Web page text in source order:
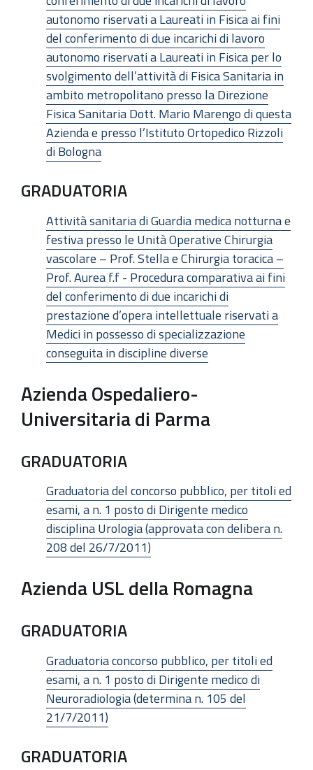
autonomo riservati a Laureati in Fisica ai fini
del conferimento di due incarichi di lavoro
autonomo riservati a Laureati in Fisica per lo
svolgimento dell’attività di Fisica Sanitaria in
ambito metropolitano presso la Direzione
Fisica Sanitaria Dott. Mario Marengo di questa
Azienda e presso l’Istituto Ortopedico Rizzoli
di Bologna
GRADUATORIA
Attività sanitaria di Guardia medica notturna e
festiva presso le Unità Operative Chirurgia
vascolare – Prof. Stella e Chirurgia toracica –
Prof. Aurea f.f - Procedura comparativa ai fini
del conferimento di due incarichi di
prestazione d’opera intellettuale riservati a
Medici in possesso di specializzazione
conseguita in discipline diverse
Azienda Ospedaliero-
Universitaria di Parma
GRADUATORIA
Graduatoria del concorso pubblico, per titoli ed
esami, a n. 1 posto di Dirigente medico
disciplina Urologia (approvata con delibera n.
208 del 26/7/2011)
Azienda USL della Romagna
GRADUATORIA
Graduatoria concorso pubblico, per titoli ed
esami, a n. 1 posto di Dirigente medico di
Neuroradiologia (determina n. 105 del
21/7/2011)
GRADUATORIA